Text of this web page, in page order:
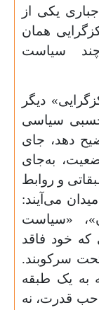
یکی از
همان
سیاست
دیگر
سیاسی
دهد، جای
به‌جای
و روابط
می‌آیند:
«سیاست
که خود فاقد
سرکوبند.
به یک طبقه
قدرت، نه